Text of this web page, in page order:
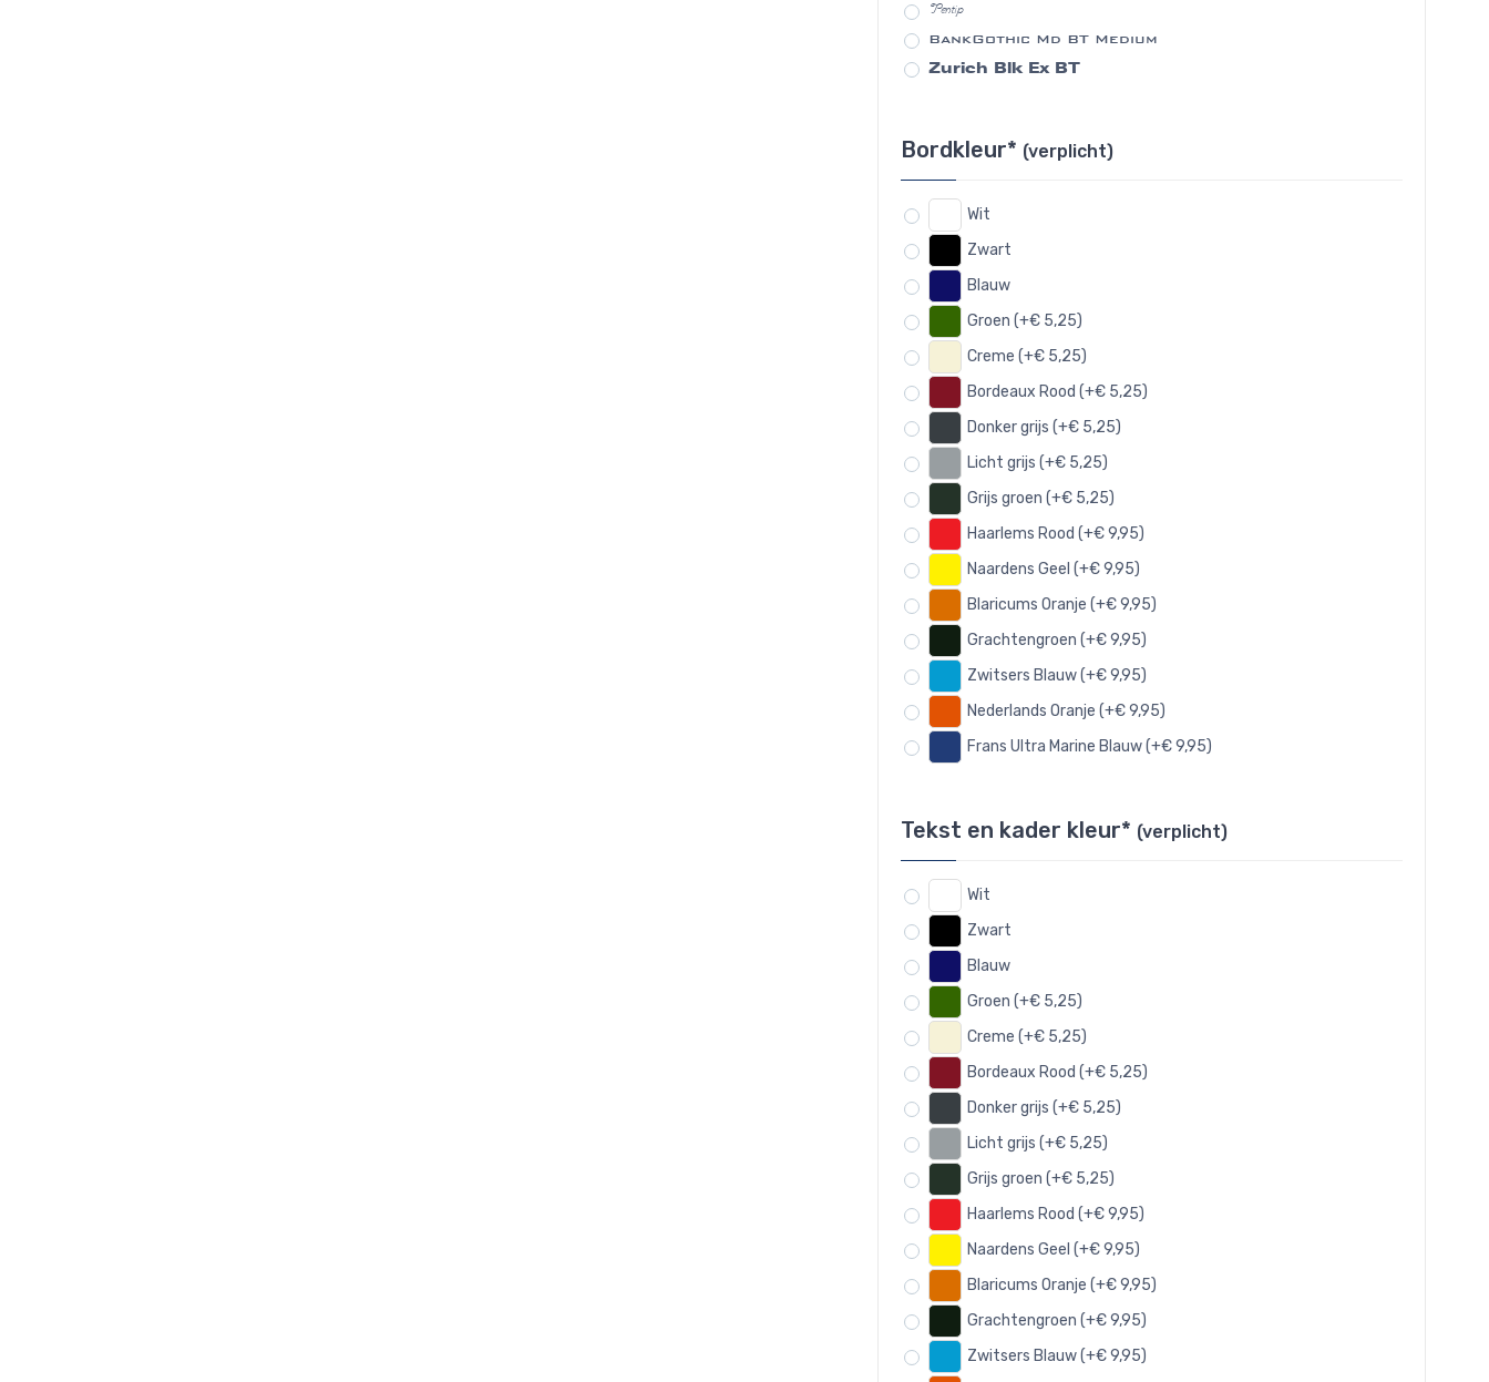
Pentip
BankGothic Md BT Medium
Zurich Blk Ex BT
Bordkleur* (verplicht)
Wit
Zwart
Blauw
Groen (+€ 5,25)
Creme (+€ 5,25)
Bordeaux Rood (+€ 5,25)
Donker grijs (+€ 5,25)
Licht grijs (+€ 5,25)
Grijs groen (+€ 5,25)
Haarlems Rood (+€ 9,95)
Naardens Geel (+€ 9,95)
Blaricums Oranje (+€ 9,95)
Grachtengroen (+€ 9,95)
Zwitsers Blauw (+€ 9,95)
Nederlands Oranje (+€ 9,95)
Frans Ultra Marine Blauw (+€ 9,95)
Tekst en kader kleur* (verplicht)
Wit
Zwart
Blauw
Groen (+€ 5,25)
Creme (+€ 5,25)
Bordeaux Rood (+€ 5,25)
Donker grijs (+€ 5,25)
Licht grijs (+€ 5,25)
Grijs groen (+€ 5,25)
Haarlems Rood (+€ 9,95)
Naardens Geel (+€ 9,95)
Blaricums Oranje (+€ 9,95)
Grachtengroen (+€ 9,95)
Zwitsers Blauw (+€ 9,95)